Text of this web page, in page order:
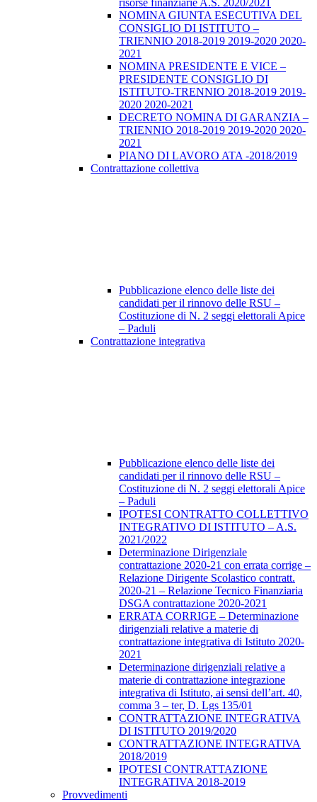
risorse finanziarie A.S. 2020/2021
NOMINA GIUNTA ESECUTIVA DEL
CONSIGLIO DI ISTITUTO –
TRIENNIO 2018-2019 2019-2020 2020-
2021
NOMINA PRESIDENTE E VICE –
PRESIDENTE CONSIGLIO DI
ISTITUTO-TRENNIO 2018-2019 2019-
2020 2020-2021
DECRETO NOMINA DI GARANZIA –
TRIENNIO 2018-2019 2019-2020 2020-
2021
PIANO DI LAVORO ATA -2018/2019
Contrattazione collettiva
Pubblicazione elenco delle liste dei
candidati per il rinnovo delle RSU –
Costituzione di N. 2 seggi elettorali Apice
– Paduli
Contrattazione integrativa
Pubblicazione elenco delle liste dei
candidati per il rinnovo delle RSU –
Costituzione di N. 2 seggi elettorali Apice
– Paduli
IPOTESI CONTRATTO COLLETTIVO
INTEGRATIVO DI ISTITUTO – A.S.
2021/2022
Determinazione Dirigenziale
contrattazione 2020-21 con errata corrige –
Relazione Dirigente Scolastico contratt.
2020-21 – Relazione Tecnico Finanziaria
DSGA contrattazione 2020-2021
ERRATA CORRIGE – Determinazione
dirigenziali relative a materie di
contrattazione integrativa di Istituto 2020-
2021
Determinazione dirigenziali relative a
materie di contrattazione integrazione
integrativa di Istituto, ai sensi dell’art. 40,
comma 3 – ter, D. Lgs 135/01
CONTRATTAZIONE INTEGRATIVA
DI ISTITUTO 2019/2020
CONTRATTAZIONE INTEGRATIVA
2018/2019
IPOTESI CONTRATTAZIONE
INTEGRATIVA 2018-2019
Provvedimenti